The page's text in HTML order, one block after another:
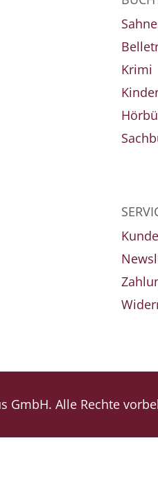
Krimi
GmbH. Alle Rechte